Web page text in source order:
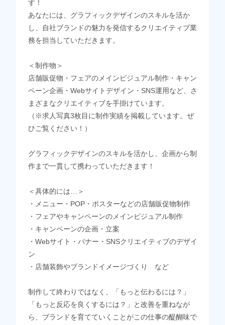
す！
あなたには、グラフィックデザインのスキルを活か
し、自社ブランドの魅力を発信するクリエイティブ業
務を担当していただきます。
＜制作物＞
店舗販促物・フェアのメインビジュアル制作・キャン
ペーン企画・Webサイトデザイン・SNS運用など、さ
まざまなクリエイティブを手掛けています。
（※求人写真3枚目に制作実績を掲載しています。ぜ
ひご覧ください！）
グラフィックデザインのスキルを活かし、企画から制
作まで一貫して携わっていただきます！
＜具体的には…＞
・メニュー・POP・ポスターなどの店舗販促物制作
・フェアやキャンペーンのメインビジュアル制作
・キャンペーンの企画・立案
・Webサイト・バナー・SNSクリエイティブのデザイ
ン
・店舗装飾やブランドイメージづくり など
制作して終わりではなく、「もっと伝わるには？」
「もっと反応を良くするには？」と改善を重ねなが
ら、ブランドを育てていくことがこの仕事の醍醐味で